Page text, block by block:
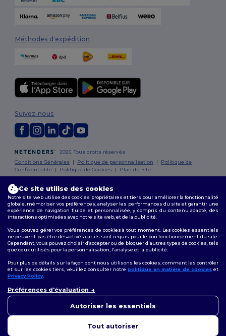
Méthodes d'expédition
2026. Tous droits réservés
Conditions Générales | Politique de personnalisation | Politique de
Confidentialité | Politique de Cookies | Plan du Site
Suivez-nous
Bruxelles| Anvers | Mortsel|Malines
Herentals |Hoogstraten| Bruges
Ce site utilise des cookies
Notre site web utilise des cookies propriétaires et tiers pour améliorer la fonctionnalité
globale, mémoriser vos préférences, analyser les performances du site et garantir une
expérience de navigation fluide et personnalisée, y compris du contenu adapté, des
interactions optimisées avec notre site web, et de la publicité.
Vous pouvez gérer vos préférences de cookies à tout moment. Les cookies essentiels
ne peuvent pas être désactivés car ils sont requis pour le bon fonctionnement du site.
Cependant, vous pouvez choisir d’accepter ou de bloquer d'autres types de cookies, tels
que ceux utilisés pour la personnalisation, l'analyse et la publicité.
Pour plus de détails sur la façon dont nous utilisons les cookies, comment les contrôler
et sur les cookies tiers, veuillez consulter notre politique en matière de cookies et
Privacy Policy.
Préférences d'évaluation
Autoriser les essentiels
Tout autoriser
pouvez nous contacter à tout
pour vous aider.